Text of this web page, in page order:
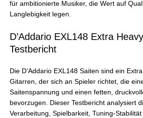
für ambitionierte Musiker, die Wert auf
Langlebigkeit legen.
D’Addario EXL148 Extra
Testbericht
Die D’Addario EXL148 Saiten sind ein
Gitarren, der sich an Spieler richtet, die
Saitenspannung und einen fetten,
bevorzugen. Dieser Testbericht analysiert
Verarbeitung, Spielbarkeit, Tuning-